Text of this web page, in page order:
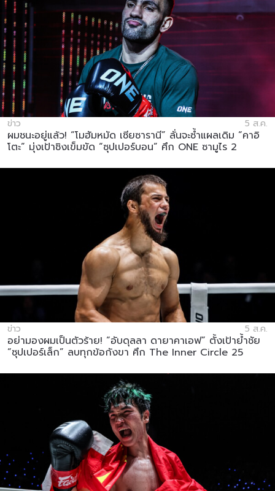
ข่าว 5 ส.ค.
ผมชนะอยู่แล้ว! “โมฮัมหมัด เซียซารานี” ลั่นจะซ้ำแผลเดิม “คาอิ
โตะ” มุ่งเป้าชิงเข็มขัด “ซุปเปอร์บอน” ศึก ONE ซามูไร 2
ข่าว 5 ส.ค.
อย่ามองผมเป็นตัวร้าย! “อับดุลลา ดายาคาเอฟ” ตั้งเป้าย้ำชัย
“ซุปเปอร์เล็ก” ลบทุกข้อกังขา ศึก The Inner Circle 25